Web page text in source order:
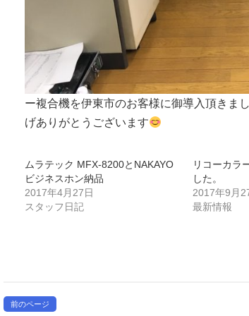
ー複合機を伊東市のお客様に御導入頂きま
げありがとうございます
ムラテック MFX-8200とNAKAYO
ビジネスホン納品
2017年4月27日
スタッフ日記
リコーカラ
した。
2017年9月
最新情報
前のページ